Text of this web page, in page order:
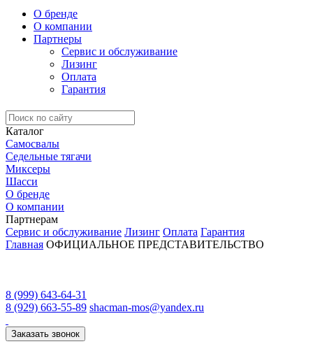
О бренде
О компании
Партнеры
Сервис и обслуживание
Лизинг
Оплата
Гарантия
Каталог
Самосвалы
Седельные тягачи
Миксеры
Шасси
О бренде
О компании
Партнерам
Сервис и обслуживание Лизинг Оплата Гарантия
Главная ОФИЦИАЛЬНОЕ ПРЕДСТАВИТЕЛЬСТВО
8 (999) 643-64-31
8 (929) 663-55-89 shacman-mos@yandex.ru
Заказать звонок